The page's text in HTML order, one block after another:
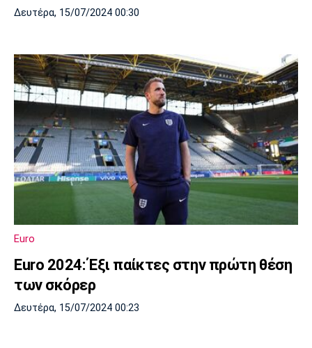
Δευτέρα, 15/07/2024 00:30
Euro
Euro 2024: Έξι παίκτες στην πρώτη θέση
των σκόρερ
Δευτέρα, 15/07/2024 00:23